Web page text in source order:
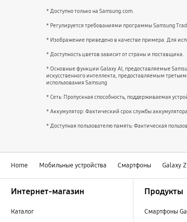
* Доступно только на Samsung.com.
* Регулируется требованиями программы Samsung
* Изображение приведено в качестве примера. Для
* Доступность цветов зависит от страны и поставщика.
* Основные функции Galaxy AI, предоставляемые
искусственного интеллекта, предоставляемым
использования Samsung
* Сеть: Пропускная способность, поддерживаемая
* Аккумулятор: Фактический срок службы
* Доступная пользователю память: Фактическая
Home Мобильные устройства Смартфоны Galaxy Z
Интернет-магазин
Каталог
Продукты
Смартфоны